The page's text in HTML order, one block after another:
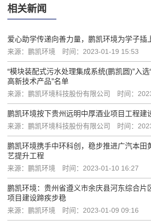
相关新闻
爱心助学传递向善力量，鹏凯环境为学子插
来源：鹏凯环境 时间：2023-01-19 15:53
“模块装配式污水处理集成系统(鹏凯圆)”入
高新技术产品”名单
来源：鹏凯环境科技股份有限公司 时间：
鹏凯环境按下贵州远明中厚酒业项目工程建
来源：鹏凯环境科技股份有限公司 时间：
鹏凯环境携手中环科创，稳步推进广汽本田
艺提升工程
来源：鹏凯环境 时间：2023-01-10 16:27
鹏凯环境：贵州省遵义市余庆县河东综合片
项目建设蹄疾步稳
来源：鹏凯环境 时间：2023-01-09 09:16